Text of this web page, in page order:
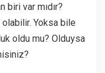
biri var mıdır?
olabilir. Yoksa bile
oldu mu? Olduysa